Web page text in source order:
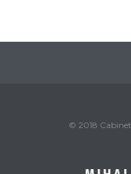
© 2018